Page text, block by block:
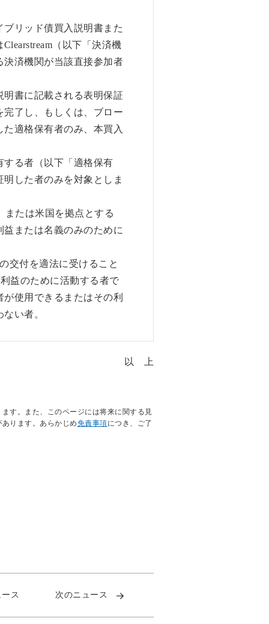
リッド債買入説明書また
（以下「決済機
済機関が当該直接参加者
書に記載される表明保証
了し、もしくは、ブロー
適格保有者のみ、本買入
る者（以下「適格保有
した者のみを対象としま
または米国を拠点とする
または名義のみのために
交付を適法に受けること
益のために活動する者で
使用できるまたはその利
い者。
以 上
す。また、このページには将来に関する見
ります。あらかじめ免責事項につき、ご了
ス 次のニュース